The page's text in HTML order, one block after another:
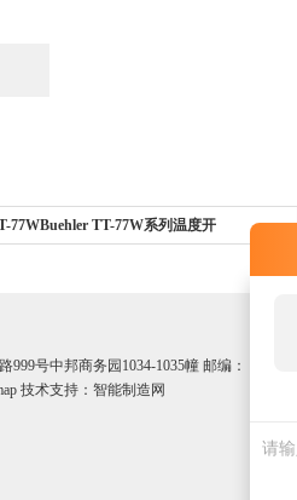
77WBuehler TT-77W系列温度开
号中邦商务园1034-1035幢 邮编：
技术支持：智能制造网